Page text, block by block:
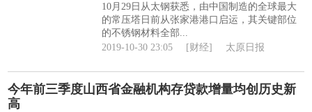
10月29日从太钢获悉，由中国制造的全球最大
的常压塔日前从张家港港口启运，其关键部位
的不锈钢材料全部...
2019-10-30 23:05
[财经] 太原日报
今年前三季度山西省金融机构存贷款增量均创历史新
高